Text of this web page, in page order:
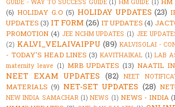
GUIDE - WAY TO SUCCESS GUIDE (1) HM GUIDE (1)
(6) HOLIDAY G.O (5) HOLIDAY UPDATES (23)
UPDATES (3) IT FORM (26) IT UPDATES (4)
PROMOTION (4) JEE NCHM UPDATES (1) JEE
(2) KALVI_VELAIVAIPPU (89) KALVISOLAI -
- TODAY'S HEAD LINES (3) KAVITHAIKAL (1) LAB
maternity leave (1) MRB UPDATES (13) NAATIL
NEET EXAM UPDATES (82) NEET
MATERIALS (9) NET-SET UPDATES (28)
NEW INDIA SAMACHAR (1) NEWS (1) NEWS - INDIA